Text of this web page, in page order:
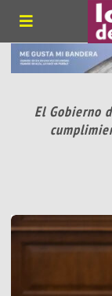
El Gobierno